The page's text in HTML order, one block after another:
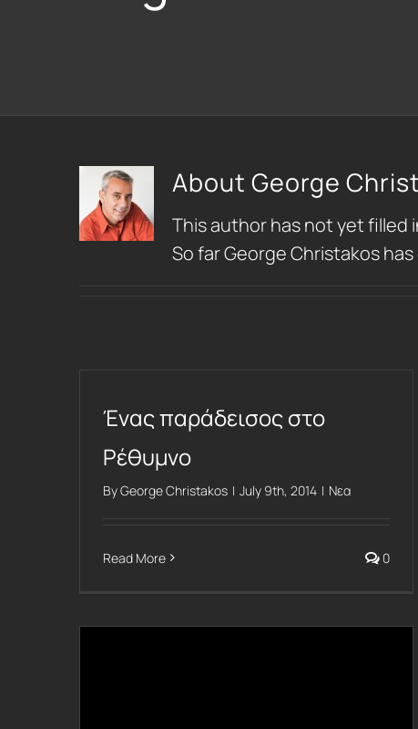
About George
This author has not yet filled
So far George Christakos
Ένας παράδεισος στο
Ρέθυμνο
ByGeorge Christakos | July 9th, 2014 | Νεα
Read More 0